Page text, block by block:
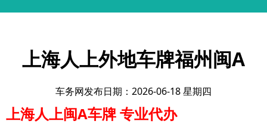
上海人上外地车牌福州闽A
车务网发布日期：2026-06-18 星期四
上海人上闽A车牌专业代办